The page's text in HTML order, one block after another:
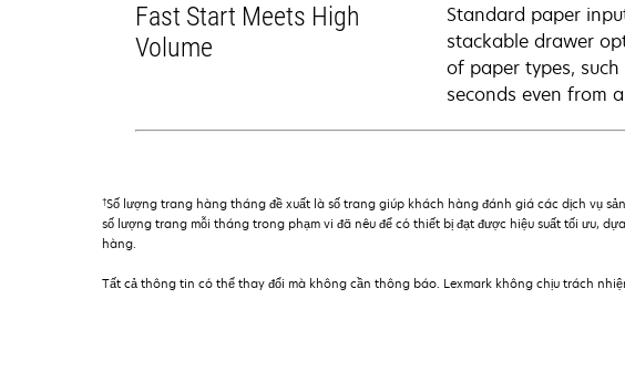
Fast Start Meets High
Volume
Standard paper
stackable drawer
of paper types,
seconds even from
†Số lượng trang hàng tháng đề xuất là số trang giúp khách hàng đánh giá các dịch vụ
số lượng trang mỗi tháng trong phạm vi đã nêu để có thiết bị đạt được hiệu suất tối ưu,
hàng.
Tất cả thông tin có thể thay đổi mà không cần thông báo. Lexmark không chịu trách